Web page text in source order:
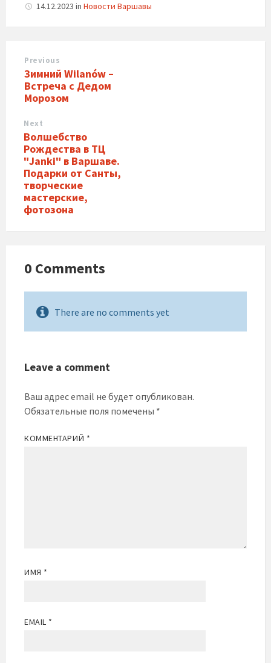
14.12.2023 in Новости Варшавы
Previous
Зимний Wilanów –
Встреча с Дедом
Морозом
Next
Волшебство
Рождества в ТЦ
"Janki" в Варшаве.
Подарки от Санты,
творческие
мастерские,
фотозона
0 Comments
There are no comments yet
Leave a comment
Ваш адрес email не будет опубликован.
Обязательные поля помечены *
КОММЕНТАРИЙ *
ИМЯ *
EMAIL *